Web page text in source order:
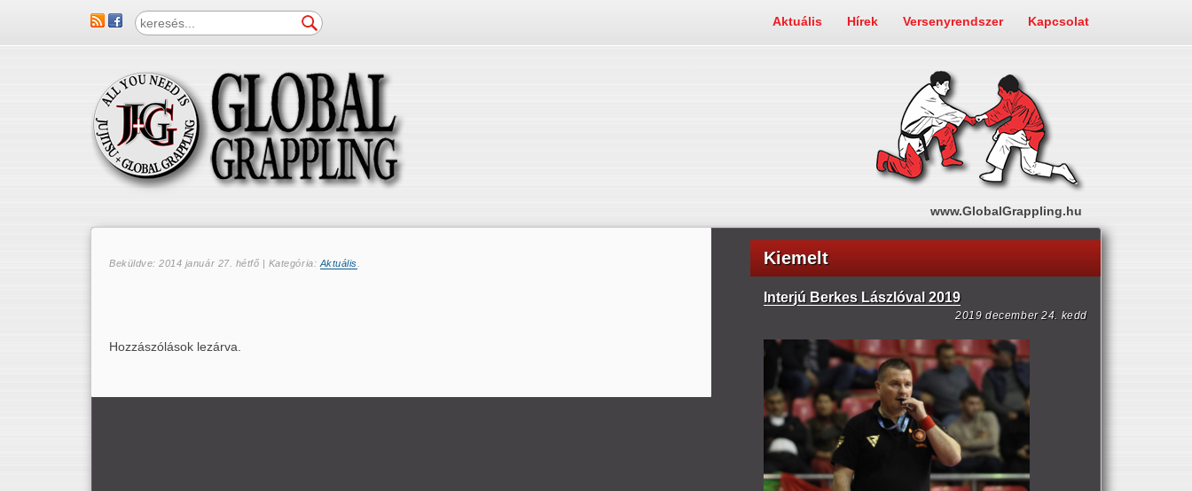
www.GlobalGrappling.hu
Aktuális Hírek Versenyrendszer Kapcsolat
Beküldve:2014 január 27. hétfő | Kategória: Aktuális
Hozzászólások lezárva.
Kiemelt
Interjú Berkes Lászlóval 2019
2019 december 24. kedd